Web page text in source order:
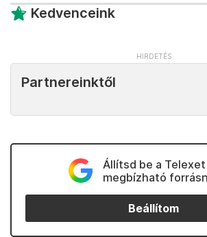
Kedvenceink
Partnereinktől
Állítsd be a Telexet
megbízható
Beállítom